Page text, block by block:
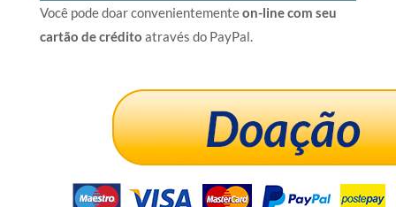
Você pode doar convenientementeon-line com seu
cartão de crédito através do PayPal.